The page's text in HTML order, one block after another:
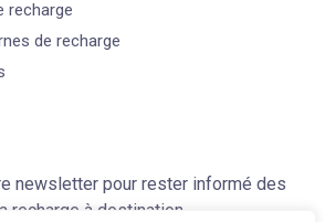
recharge
de recharge
newsletter pour rester informé des
recharge à destination.